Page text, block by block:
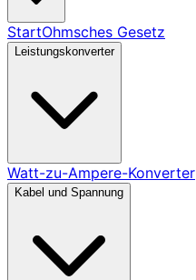
StartOhmsches Gesetz
Leistungskonverter
Watt-zu-Ampere-Konverter
Kabel und Spannung